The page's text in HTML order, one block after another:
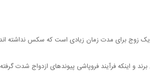
زوج برای مدت زمان زیادی است که سکس نداشته
و اینکه فرآیند فروپاشی پیوندهای ازدواج شدت